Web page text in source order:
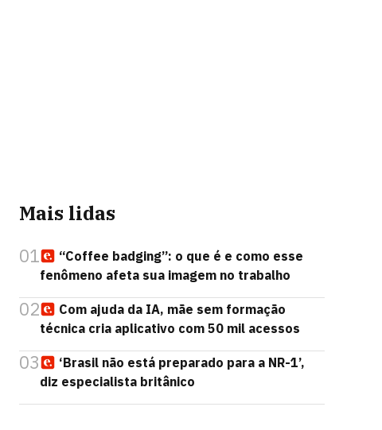
Mais lidas
01
“Coffee badging”: o que é e como esse
fenômeno afeta sua imagem no trabalho
02
Com ajuda da IA, mãe sem formação
técnica cria aplicativo com 50 mil acessos
03
‘Brasil não está preparado para a NR-1’,
diz especialista britânico